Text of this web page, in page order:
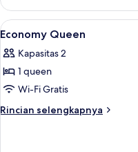
Standard
Queen
Lihat
semua
foto
untuk
Economy
Queen
2
Economy Queen
Kapasitas 2
1 queen
Wi-Fi Gratis
Rincian selengkapnya
Rincian